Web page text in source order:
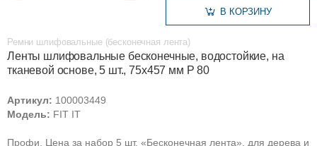
В КОРЗИНУ
Ремни шлифовальные (бесконечная лента)
Ленты шлифовальные бесконечные, водостойкие, на
тканевой основе, 5 шт., 75х457 мм Р 80
Артикул: 100003449
Модель: FIT IT
Профи. Цена за набор 5 шт. «Бесконечная лента», для дерева и